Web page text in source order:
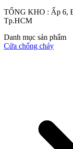
TỔNG KHO : Ấp 6,
Tp.HCM
Danh mục sản phẩm
Cửa chống cháy